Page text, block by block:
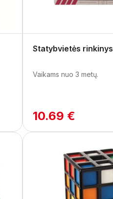
Statybvietės rinkinys
Vaikams nuo 3 metų.
10.69 €